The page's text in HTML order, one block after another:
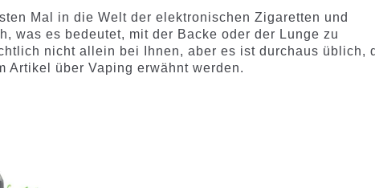
Mal in die Welt der elektronischen Zigaretten und
was es bedeutet, mit der Backe oder der Lunge zu
nicht allein bei Ihnen, aber es ist durchaus üblich,
Artikel über Vaping erwähnt werden.